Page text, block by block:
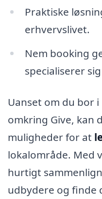
Praktiske
erhvervslivet.
Nem booking
specialiserer
Uanset om du bor
omkring Give, kan
muligheder for at
lokalområde. Med
hurtigt
udbydere og finde